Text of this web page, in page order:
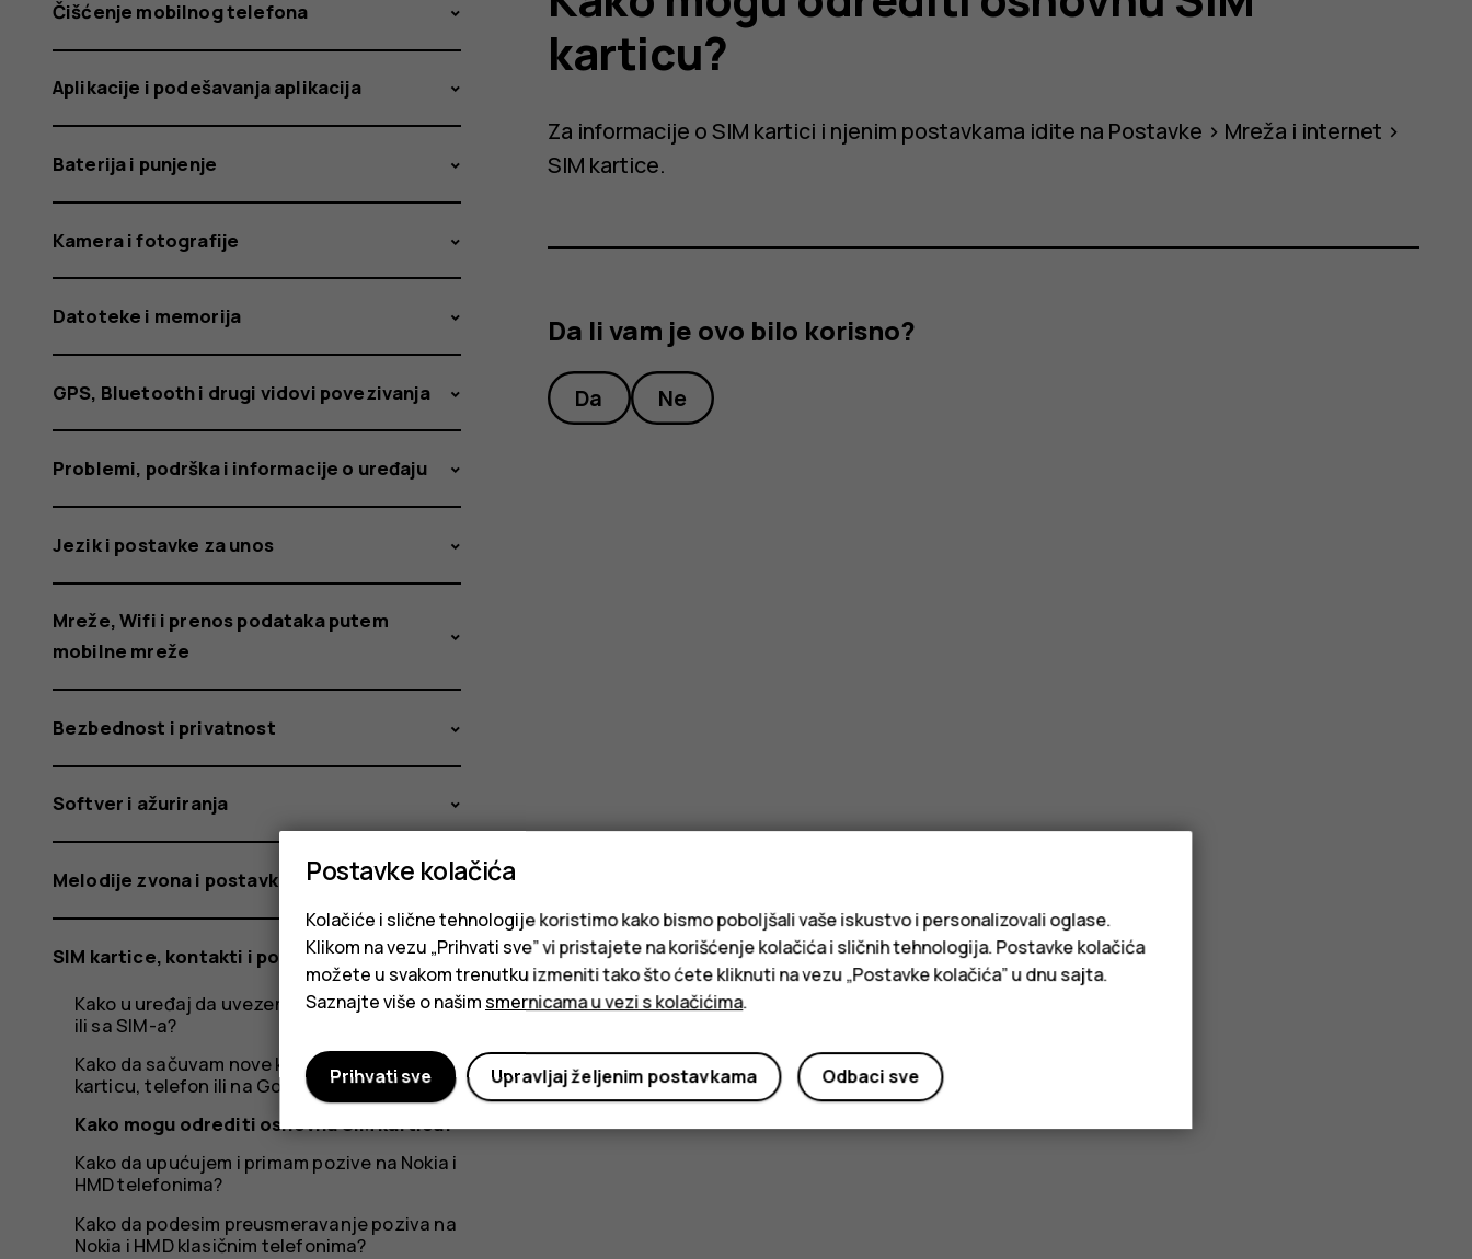
SIM
karticu?
Čišćenje mobilnog telefona
Aplikacije i podešavanja aplikacija
Baterija i punjenje
Kamera i fotografije
Datoteke i memorija
GPS, Bluetooth i drugi vidovi povezivanja
Problemi, podrška i informacije o uređaju
Jezik i postavke za unos
Mreže, Wifi i prenos podataka putem
mobilne mreže
Bezbednost i privatnost
Softver i ažuriranja
Melodije zvona i postavke personalizacije
SIM kartice, kontakti i pozivi
Kako u uređaj da uvezem kontakte iz pošte
ili sa SIM-a?
Kako da sačuvam nove kontakte na SIM
karticu, telefon ili na Google nalog?
Kako mogu odrediti osnovnu SIM karticu?
Kako da upućujem i primam pozive na Nokia i
HMD telefonima?
Kako da podesim preusmeravanje poziva na
Nokia i HMD klasičnim telefonima?
karticu?
Za informacije o SIM kartici i njenim postavkama idite na Postavke > Mreža i internet >
SIM kartice.
Da li vam je ovo bilo korisno?
Da Ne
Postavke kolačića
Kolačiće i slične tehnologije koristimo kako bismo poboljšali vaše iskustvo i personalizovali oglase.
Klikom na vezu „Prihvati sve” vi pristajete na korišćenje kolačića i sličnih tehnologija. Postavke kolačića
možete u svakom trenutku izmeniti tako što ćete kliknuti na vezu „Postavke kolačića” u dnu sajta.
Saznajte više o našimsmernicama u vezi s kolačićima.
Odbaci sve
Upravljaj željenim postavkama
Prihvati sve